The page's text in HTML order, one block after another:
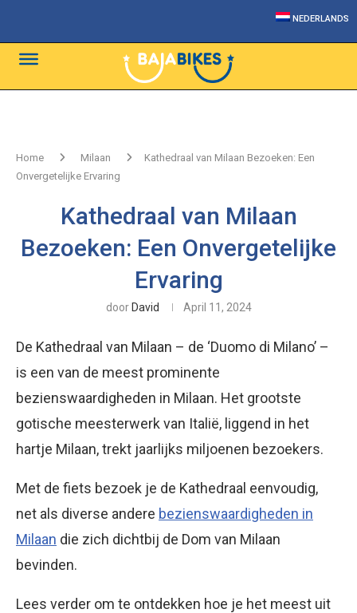
NEDERLANDS
Home Milaan
Kathedraal van Milaan Bezoeken: Een
Onvergetelijke Ervaring
Kathedraal van Milaan
Bezoeken: Een Onvergetelijke
Ervaring
door David April 11, 2024
De Kathedraal van Milaan – de ‘Duomo di Milano’ –
is een van de meest prominente
bezienswaardigheden in Milaan. Het grootste
gotische meesterwerk van Italië, liggend in het
hartje Milaan, trekt jaarlijks miljoenen bezoekers.
Met de fiets bezoek je de Kathedraal eenvoudig,
net als diverse andere bezienswaardigheden in
Milaan die zich dichtbij de Dom van Milaan
bevinden.
Lees verder om te ontdekken hoe je het meest uit